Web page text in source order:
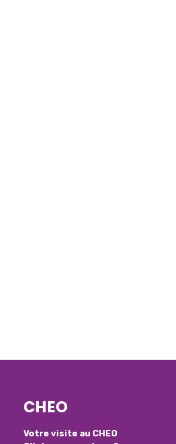
CHEO
Votre visite au CHEO